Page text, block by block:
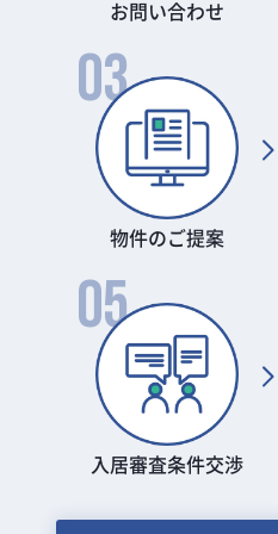
お問い合わせ
03
物件のご提案
05
入居審査条件交渉